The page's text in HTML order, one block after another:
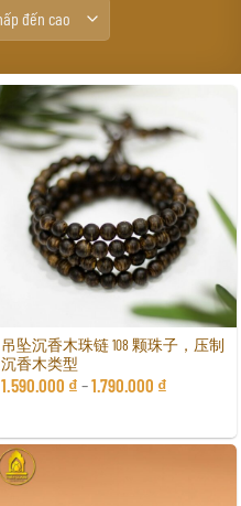
吊坠沉香木珠链 108 颗珠子，压制
沉香木类型
1.590.000 ₫ –1.790.000 ₫